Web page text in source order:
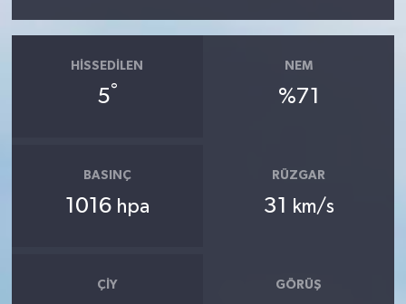
HISSEDILEN
5°
NEM
%71
BASINÇ
1016 hpa
RÜZGAR
31 km/s
ÇIY GÖRÜŞ